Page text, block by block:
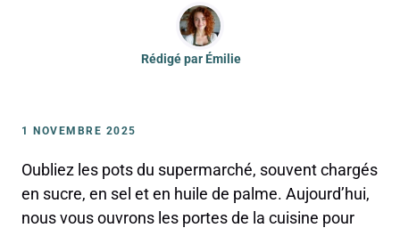
Rédigé par Émilie
1 NOVEMBRE 2025
Oubliez les pots du supermarché, souvent chargés
en sucre, en sel et en huile de palme. Aujourd’hui,
nous vous ouvrons les portes de la cuisine pour